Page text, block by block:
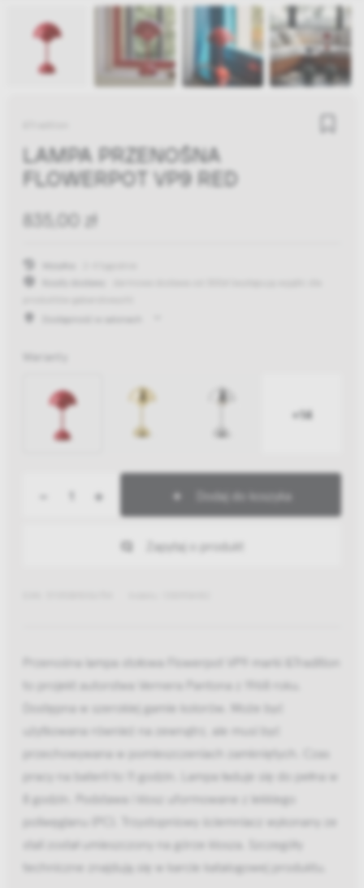
LAMPA PRZENOŚNA
FLOWERPOT VP9 RED
835,00 zł
Warianty
+14
+ Dodaj do koszyka
Zapytaj o produkt
Przenośna lampa stołowa Flowerpot VP9 marki &Tradition
to projekt autorstwa Vernera Pantona z 1968 roku.
Dostępna w szerokiej gamie kolorów. Może być
użytkowana również na zewnątrz, ale musi być
przechowywana w pomieszczeniach zamkniętych. Czas
pracy na baterii to 11 godzin. Lampa ładuje się do pełna w
8 godzin. Podstawa i klosz uformowane z lekkiego
poliwęglanu (PC). Trzystopniowy ściemniacz wykonany ze
stali został umieszczony na górze klosza. Szczegóły
techniczne znajdują się w karcie katalogowej produktu.